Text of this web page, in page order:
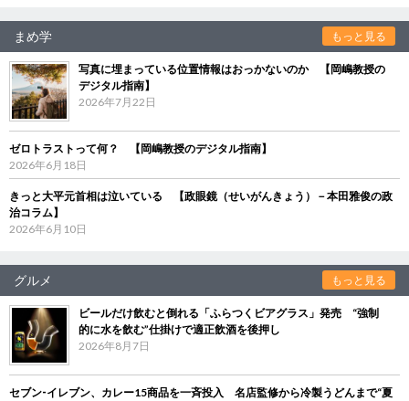
まめ学 もっと見る
写真に埋まっている位置情報はおっかないのか 【岡嶋教授の
デジタル指南】
2026年7月22日
ゼロトラストって何？ 【岡嶋教授のデジタル指南】
2026年6月18日
きっと大平元首相は泣いている 【政眼鏡（せいがんきょう）－本田雅俊の政
治コラム】
2026年6月10日
グルメ もっと見る
ビールだけ飲むと倒れる「ふらつくビアグラス」発売 “強制
的に水を飲む”仕掛けで適正飲酒を後押し
2026年8月7日
セブン‐イレブン、カレー15商品を一斉投入 名店監修から冷製うどんまで“夏